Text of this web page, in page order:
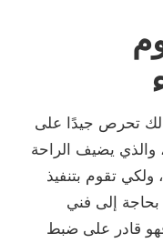
تحرص جيدًا على
والذي يضيف الراحة
ولكي تقوم بتنفيذ
إلى فني
قادر على ضبط